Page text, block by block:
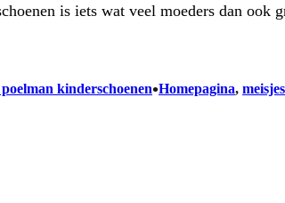
is iets wat veel moeders dan ook
poelman kinderschoenen•Homepagina, meisjes